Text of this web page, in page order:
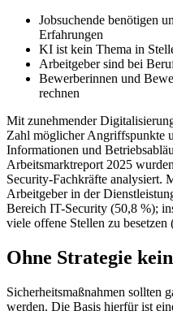
Jobsuchende benötigen
Erfahrungen
KI ist kein Thema in
Arbeitgeber sind bei
Bewerberinnen und
rechnen
Mit zunehmender
Zahl möglicher Angriffspunkte
Informationen und
Arbeitsmarktreport 2025
Security-Fachkräfte analysiert.
Arbeitgeber in der
Bereich IT-Security (50,8 %);
viele offene Stellen zu besetzen
Ohne Strategie
Sicherheitsmaßnahmen sollten
werden. Die Basis hierfür ist